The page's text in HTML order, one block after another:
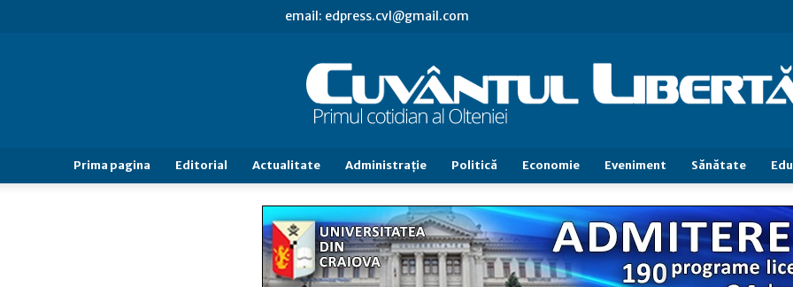
email: edpress.cvl@gmail.com
Cuvântul
Prima pagina Editorial Actualitate Administraţie Politică Economie Eveniment Sănătate